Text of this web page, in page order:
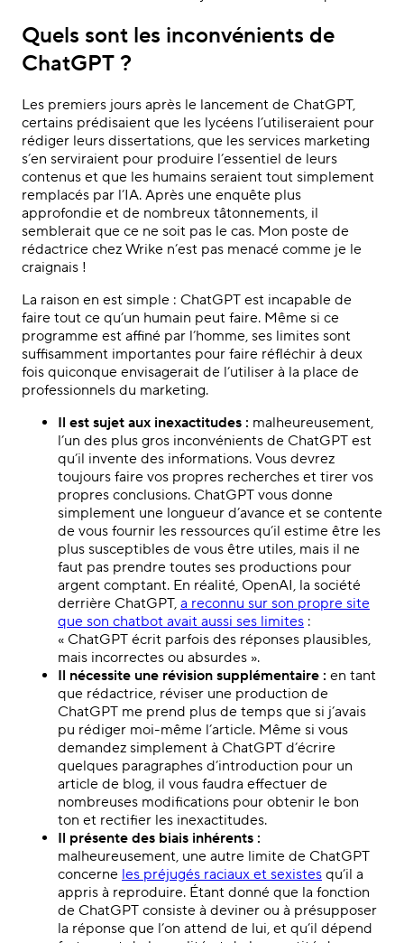
Quels sont les inconvénients de
ChatGPT ?
Les premiers jours après le lancement de ChatGPT,
certains prédisaient que les lycéens l’utiliseraient pour
rédiger leurs dissertations, que les services marketing
s’en serviraient pour produire l’essentiel de leurs
contenus et que les humains seraient tout simplement
remplacés par l’IA. Après une enquête plus
approfondie et de nombreux tâtonnements, il
semblerait que ce ne soit pas le cas. Mon poste de
rédactrice chez Wrike n’est pas menacé comme je le
craignais !
La raison en est simple : ChatGPT est incapable de
faire tout ce qu’un humain peut faire. Même si ce
programme est affiné par l’homme, ses limites sont
suffisamment importantes pour faire réfléchir à deux
fois quiconque envisagerait de l’utiliser à la place de
professionnels du marketing.
Il est sujet aux inexactitudes : malheureusement,
l’un des plus gros inconvénients de ChatGPT est
qu’il invente des informations. Vous devrez
toujours faire vos propres recherches et tirer vos
propres conclusions. ChatGPT vous donne
simplement une longueur d’avance et se contente
de vous fournir les ressources qu’il estime être les
plus susceptibles de vous être utiles, mais il ne
faut pas prendre toutes ses productions pour
argent comptant. En réalité, OpenAI, la société
derrière ChatGPT, a reconnu sur son propre site
que son chatbot avait aussi ses limites :
« ChatGPT écrit parfois des réponses plausibles,
mais incorrectes ou absurdes ».
Il nécessite une révision supplémentaire : en tant
que rédactrice, réviser une production de
ChatGPT me prend plus de temps que si j’avais
pu rédiger moi-même l’article. Même si vous
demandez simplement à ChatGPT d’écrire
quelques paragraphes d’introduction pour un
article de blog, il vous faudra effectuer de
nombreuses modifications pour obtenir le bon
ton et rectifier les inexactitudes.
Il présente des biais inhérents :
malheureusement, une autre limite de ChatGPT
concerne les préjugés raciaux et sexistes qu’il a
appris à reproduire. Étant donné que la fonction
de ChatGPT consiste à deviner ou à présupposer
la réponse que l’on attend de lui, et qu’il dépend